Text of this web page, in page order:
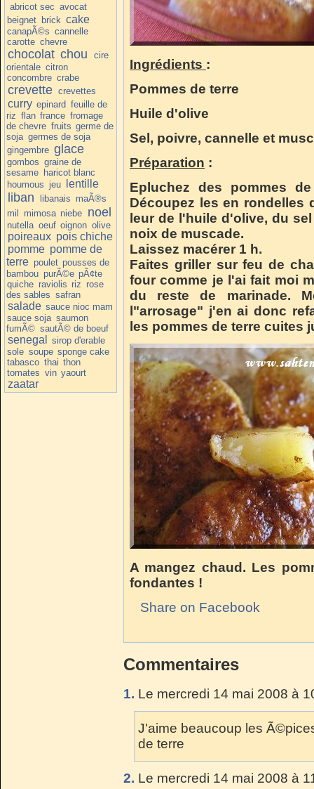
abricot sec avocat
beignet brick cake
canapÃ©s cannelle
carotte chevre
chocolat chou
cire
orientale citron
concombre crabe
crevette crevettes
curry epinard feuille de
riz flan france fromage
de chevre fruits germe de
soja germes de soja
gingembre glace
gombos graine de
sesame haricot blanc
houmous jeu lentille
liban libanais maÃ®s
mil mimosa niebe noel
nutella oeuf oignon olive
poireaux pois chiche
pomme pomme de
terre poulet pousses de
bambou purÃ©e pÃ¢te
quiche raviolis riz rose
des sables safran
salade sauce nioc mam
sauce soja saumon
fumÃ© sautÃ© de boeuf
senegal
sirop d'erable
sole soupe sponge cake
tabasco thai thon
tomates vin yaourt
zaatar
Ingrédients :
Pommes de terre
Huile d'olive
Sel, poivre, cannelle et
Préparation :
Epluchez des pommes
Découpez les en rondelles
leur de l'huile d'olive, du
noix de muscade.
Laissez macérer 1 h.
Faites griller sur feu de
four comme je l'ai fait moi
du reste de marinade.
l"arrosage" j'en ai donc
les pommes de terre cuites
A mangez chaud. Les
fondantes !
Share on Facebook
Commentaires
1. Le mercredi 14 mai 2008 à
J'aime beaucoup les
de terre
2. Le mercredi 14 mai 2008 à